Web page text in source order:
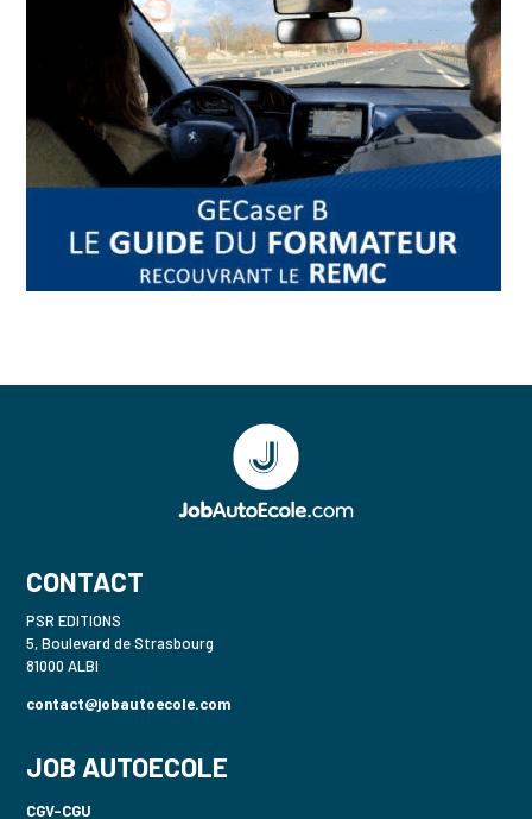
CONTACT
PSR EDITIONS
5, Boulevard de Strasbourg
81000 ALBI
contact@jobautoecole.com
JOB AUTOECOLE
CGV-CGU